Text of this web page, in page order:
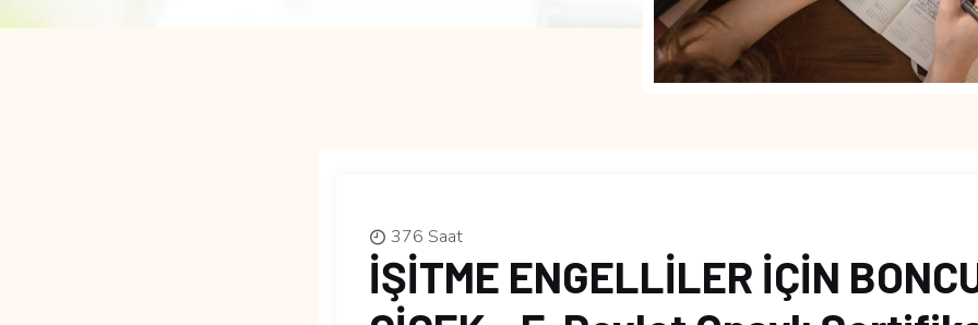
376 Saat
İŞİTME ENGELLİLER İÇİN